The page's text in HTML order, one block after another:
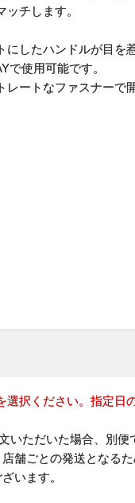
チします。
したハンドルが目を
で使用可能です。
ートなファスナーで
択ください。指定日
ただいた場合、別便
舗ごとの発送となるた
います。